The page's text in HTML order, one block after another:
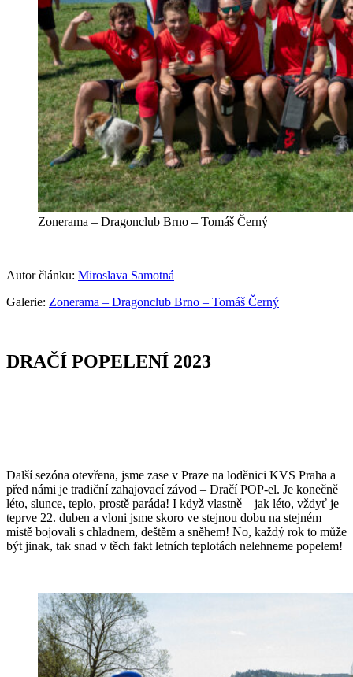
Zonerama – Dragonclub Brno – Tomáš Černý
Autor článku: Miroslava Samotná
Galerie: Zonerama – Dragonclub Brno – Tomáš Černý
DRAČÍ POPELENÍ 2023
Další sezóna otevřena, jsme zase v Praze na loděnici KVS Praha a
před námi je tradiční zahajovací závod – Dračí POP-el. Je konečně
léto, slunce, teplo, prostě paráda! I když vlastně – jak léto, vždyť je
teprve 22. duben a vloni jsme skoro ve stejnou dobu na stejném
místě bojovali s chladnem, deštěm a sněhem! No, každý rok to může
být jinak, tak snad v těch fakt letních teplotách nelehneme popelem!